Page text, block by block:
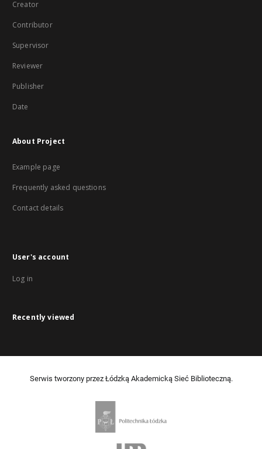
Creator
Contributor
Supervisor
Reviewer
Publisher
Date
About Project
Example page
Frequently asked questions
Contact details
User's account
Log in
Recently viewed
Serwis tworzony przez Łódzką Akademicką Sieć Biblioteczną.